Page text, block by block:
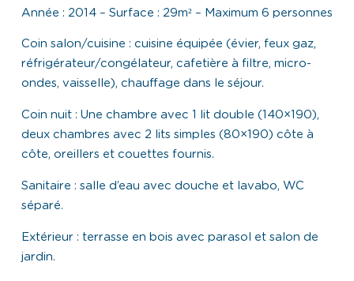
Année : 2014 – Surface : 29m² – Maximum 6 personnes
Coin salon/cuisine : cuisine équipée (évier, feux gaz,
réfrigérateur/congélateur, cafetière à filtre, micro-
ondes, vaisselle), chauffage dans le séjour.
Coin nuit : Une chambre avec 1 lit double (140×190),
deux chambres avec 2 lits simples (80×190) côte à
côte, oreillers et couettes fournis.
Sanitaire : salle d’eau avec douche et lavabo, WC
séparé.
Extérieur : terrasse en bois avec parasol et salon de
jardin.